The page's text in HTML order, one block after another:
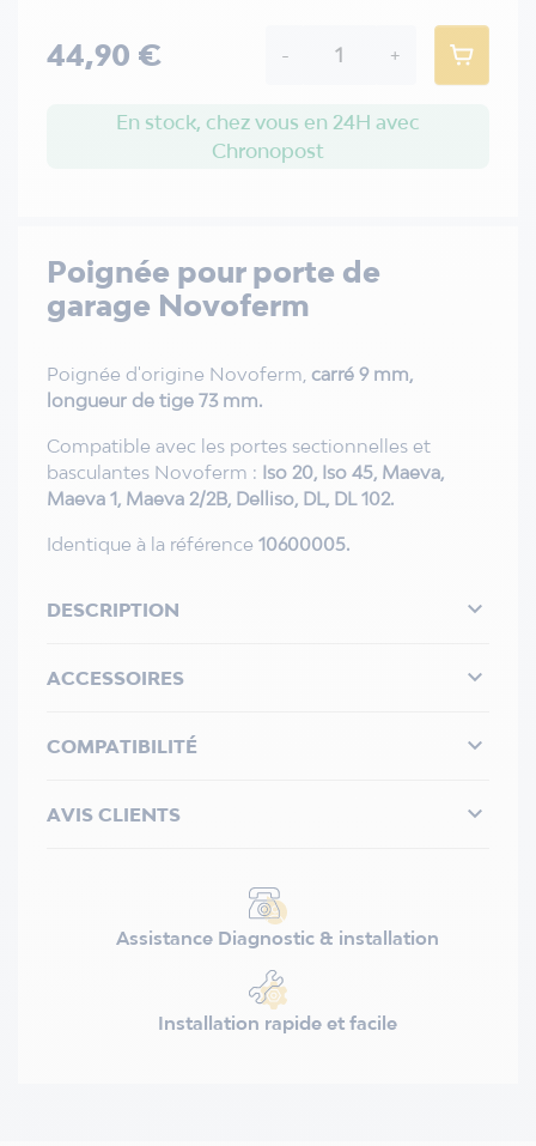
Poignée pour porte de
garage Novoferm
Poignée d'origine Novoferm, carré 9 mm,
longueur de tige 73 mm.
Compatible avec les portes sectionnelles et
basculantes Novoferm : Iso 20, Iso 45, Maeva,
Maeva 1, Maeva 2/2B, Delliso, DL, DL 102.
Identique à la référence 10600005.
DESCRIPTION 
ACCESSOIRES 
COMPATIBILITÉ 
AVIS CLIENTS 
Assistance Diagnostic & installation
Installation rapide et facile
44,90 € - +
En stock, chez vous en 24H avec
Chronopost